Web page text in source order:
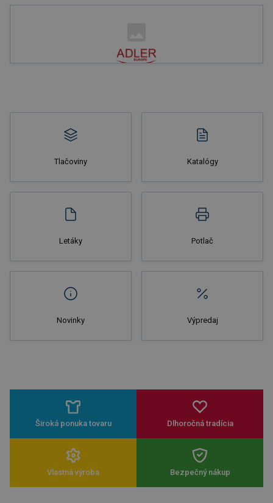
Tlačoviny Katalógy
Letáky Potlač
Novinky Výpredaj
Široká ponuka tovaru Dlhoročná tradícia
Vlastná výroba Bezpečný nákup